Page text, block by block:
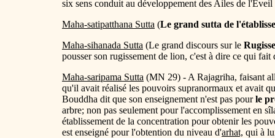
six sens conduit au développement des Ailes de
Maha-satipatthana Sutta (Le grand sutta de
Maha-sihanada Sutta (Le grand discours sur le
pousser son rugissement de lion, c'est à dire ce qui
Maha-saripama Sutta (MN 29) - A Rajagriha, faisant
qu'il avait réalisé les pouvoirs supranormaux et avait
Bouddha dit que son enseignement n'est pas pourle
arbre; non pas seulement pour l'accomplissement en
établissement de la concentration pour obtenir les
est enseigné pour l'obtention du niveau d'arhat, qui à